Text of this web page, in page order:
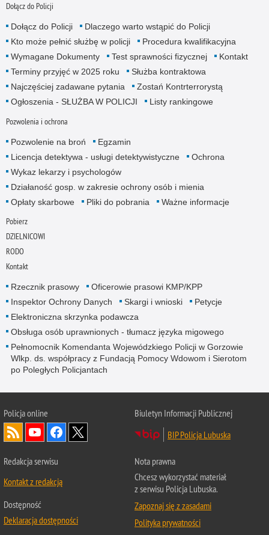
Dołącz do Policji
Dołącz do Policji
Dlaczego warto wstąpić do Policji
Kto może pełnić służbę w policji
Procedura kwalifikacyjna
Wymagane Dokumenty
Test sprawności fizycznej
Kontakt
Terminy przyjęć w 2025 roku
Służba kontraktowa
Najczęściej zadawane pytania
Zostań Kontrterrorystą
Ogłoszenia - SŁUŻBA W POLICJI
Listy rankingowe
Pozwolenia i ochrona
Pozwolenie na broń
Egzamin
Licencja detektywa - usługi detektywistyczne
Ochrona
Wykaz lekarzy i psychologów
Działaność gosp. w zakresie ochrony osób i mienia
Opłaty skarbowe
Pliki do pobrania Ważne informacje
Pobierz
DZIELNICOWI
RODO
Kontakt
Rzecznik prasowy
Oficerowie prasowi KMP/KPP
Inspektor Ochrony Danych
Skargi i wnioski
Petycje
Elektroniczna skrzynka podawcza
Obsługa osób uprawnionych - tłumacz języka migowego
Pełnomocnik Komendanta Wojewódzkiego Policji w Gorzowie
Wlkp. ds. współpracy z Fundacją Pomocy Wdowom i Sierotom
po Poległych Policjantach
Policja online
Biuletyn Informacji Publicznej
BIP Policja Lubuska
Redakcja serwisu
Kontakt z redakcją
Dostępność
Deklaracja dostępności
Nota prawna
Chcesz wykorzystać materiał
z serwisu Policja Lubuska.
Zapoznaj się z zasadami
Polityka prywatności